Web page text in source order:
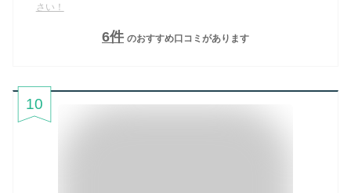
さい！
6件 のおすすめ口コミがあります
10